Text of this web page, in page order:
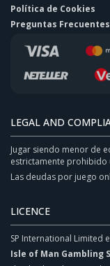
Política de Cookies
Preguntas Frecuentes
LEGAL AND
Jugar siendo menor de
estrictamente prohibido
Las deudas por juego
LICENCE
SP International Limited
Isle of Man Gambling